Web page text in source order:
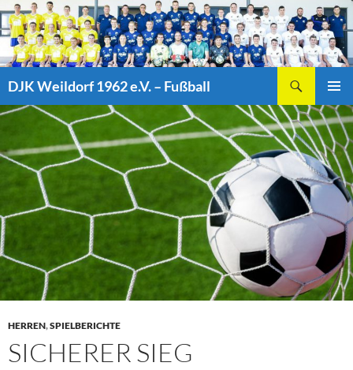
Zum
Inhalt
springen
DJK Weildorf 1962 e.V. – Fußball
MENÜ
HERREN,SPIELBERICHTE
SICHERER SIEG